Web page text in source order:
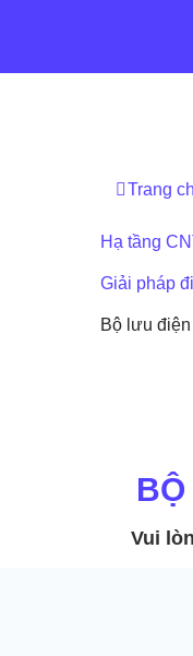
Trang
Hạ tầng
Giải pháp
Bộ lưu điện
Vui